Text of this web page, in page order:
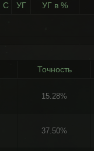
С УГ УГ в %
Точность
15.28%
37.50%